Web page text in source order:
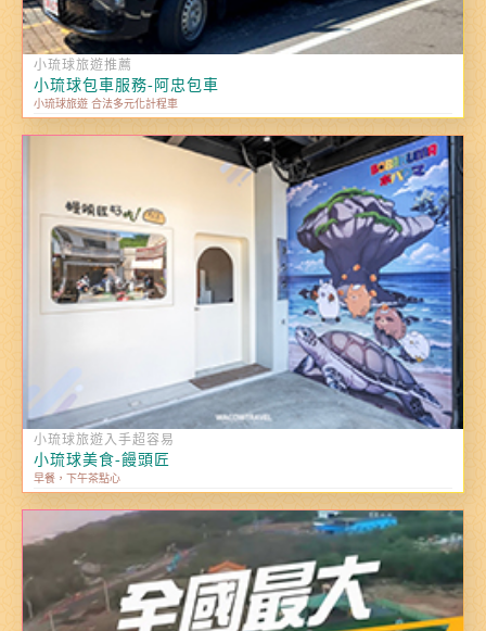
小琉球旅遊推薦
小琉球包車服務-阿忠包車
小琉球旅遊 合法多元化計程車
小琉球旅遊入手超容易
小琉球美食-饅頭匠
早餐，下午茶點心